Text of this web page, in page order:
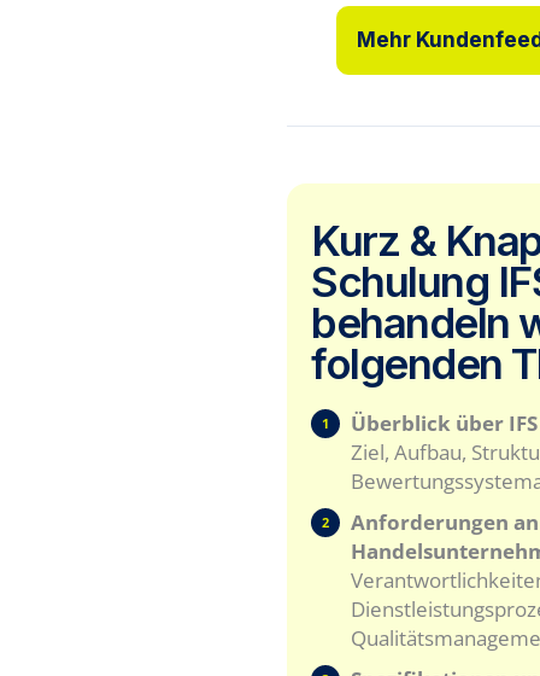
Mehr
Kurz &
Schulung
behandeln
folgenden
1
Überblick über
Ziel, Aufbau,
2
Anforderungen